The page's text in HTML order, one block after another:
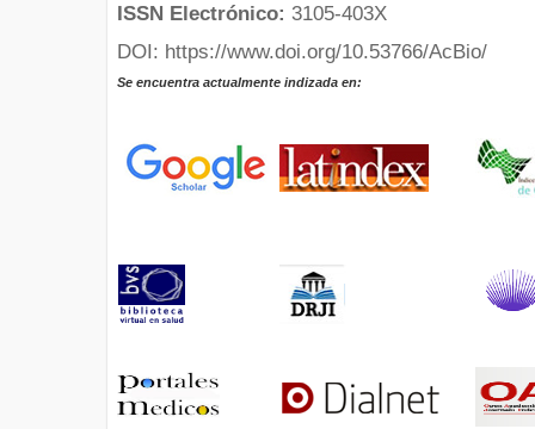
ISSN Electrónico: 3105-403X
DOI: https://www.doi.org/10.53766/AcBio/
Se encuentra actualmente indizada en: